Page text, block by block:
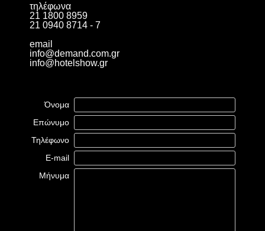
τηλέφωνα
21 1800 8959
21 0940 8714 - 7
email
info@demand.com.gr
info@hotelshow.gr
Όνομα
Επώνυμο
Τηλέφωνο
E-mail
Μήνυμα